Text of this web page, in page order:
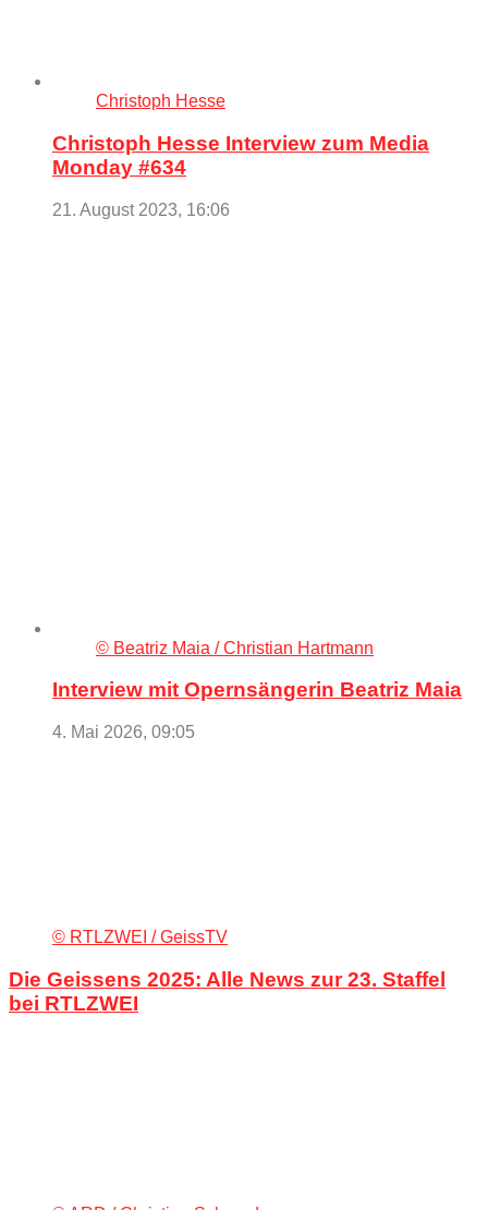
Christoph Hesse
Christoph Hesse Interview zum Media
Monday #634
21. August 2023, 16:06
© Beatriz Maia / Christian Hartmann
Interview mit Opernsängerin Beatriz Maia
4. Mai 2026, 09:05
© RTLZWEI / GeissTV
Die Geissens 2025: Alle News zur 23. Staffel
bei RTLZWEI